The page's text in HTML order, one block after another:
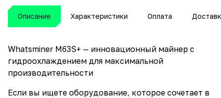
Описание Характеристики Оплата
Whatsminer M63S+ — инновационный майнер с
гидроохлаждением для максимальной
производительности
Если вы ищете оборудование, которое сочетает в